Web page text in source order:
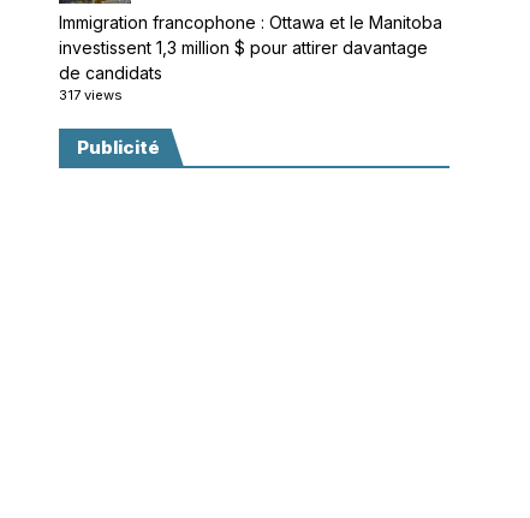
Immigration francophone : Ottawa et le Manitoba
investissent 1,3 million $ pour attirer davantage
de candidats
317 views
Publicité